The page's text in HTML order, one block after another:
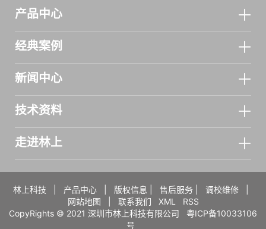
产品中心
经典案例
新闻中心
技术资料
走进林上
林上科技 产品中心| 版权信息 售后服务| 调校维修|
网站地图
联系我们 XML
RSS
CopyRights © 2021 深圳市林上科技有限公司 粤ICP备10033106
号